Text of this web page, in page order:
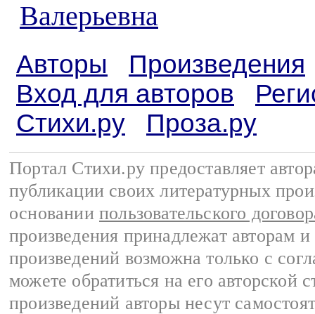
Валерьевна
Авторы
Произведения
Вход для авторов
Стихи.ру
Проза.ру
Портал Стихи.ру предоставляет
публикации своих литературных
основании пользовательского
произведения принадлежат авторам
произведений возможна только с
можете обратиться на его авторской
произведений авторы несут